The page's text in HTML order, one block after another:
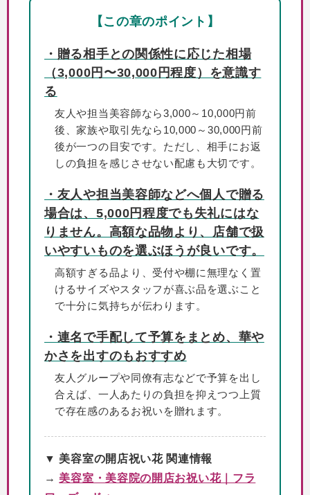
【この章のポイント】
・贈る相手との関係性に応じた相場
（3,000円〜30,000円程度）を意識す
る
友人や担当美容師なら3,000～10,000円前
後、家族や取引先なら10,000～30,000円前
後が一つの目安です。ただし、相手にお返
しの負担を感じさせない配慮も大切です。
・友人や担当美容師などへ個人で贈る
場合は、5,000円程度でも失礼にはな
りません。高額な品物より、店舗で扱
いやすいものを選ぶほうが良いです。
高額すぎる品より、受付や棚に無理なく置
けるサイズやスタッフが喜ぶ品を選ぶこと
で十分に気持ちが伝わります。
・連名で手配して予算をまとめ、華や
かさを出すのもおすすめ
友人グループや同僚有志などで予算を出し
合えば、一人あたりの負担を抑えつつ上質
で存在感のあるお祝いを贈れます。
▼ 美容室の開店祝い花 関連情報
→ 美容室・美容院の開店お祝い花｜フラ